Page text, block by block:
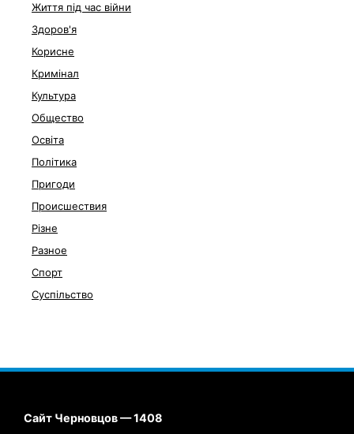
Життя під час війни
Здоров'я
Корисне
Кримінал
Культура
Общество
Освіта
Політика
Пригоди
Происшествия
Різне
Разное
Спорт
Суспільство
Сайт Черновцов — 1408